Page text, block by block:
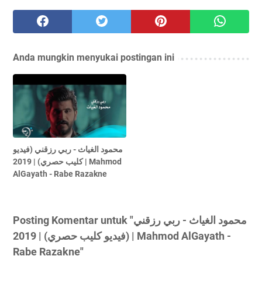
Anda mungkin menyukai postingan ini
محمود الغياث - ربي رزقني (فيديو
كليب حصري) | 2019 | Mahmod
AlGayath - Rabe Razakne
Posting Komentar untuk "محمود الغياث - ربي رزقني
(فيديو كليب حصري) | 2019 | Mahmod AlGayath -
Rabe Razakne"